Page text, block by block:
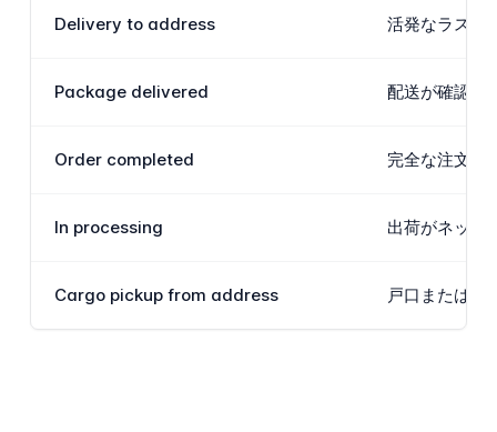
Delivery to address 活発なラスト
Package delivered 配送が確認さ
Order completed 完全な注文ラ
In processing 出荷がネット
Cargo pickup from address 戸口または住